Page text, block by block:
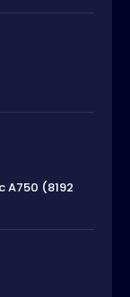
A750 (8192